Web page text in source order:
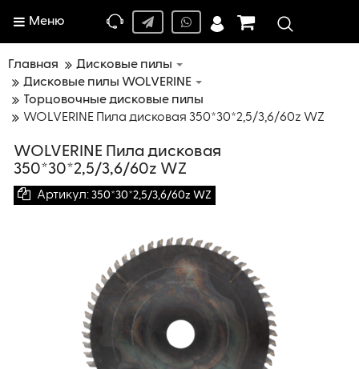
Меню
Главная
Дисковые пилы
Дисковые пилы WOLVERINE
Торцовочные дисковые пилы
WOLVERINE Пила дисковая 350*30*2,5/3,6/60z WZ
WOLVERINE Пила дисковая
350*30*2,5/3,6/60z WZ
Артикул: 350*30*2,5/3,6/60z WZ